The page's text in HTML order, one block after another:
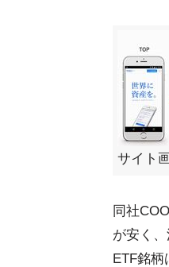
サイト
同社
が安く
ETF銘柄